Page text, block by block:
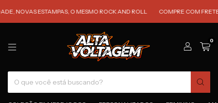
ESTAMPAS, O MESMO ROCK AND ROLL COMPRE COM FRETE
0